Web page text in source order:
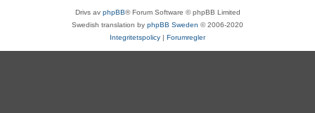
Drivs av phpBB® Forum Software © phpBB Limited
Swedish translation by phpBB Sweden © 2006-2020
Integritetspolicy | Forumregler